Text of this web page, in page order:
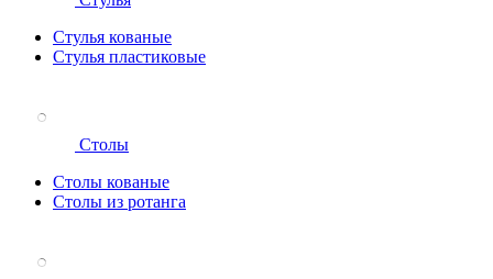
Стулья кованые
Стулья пластиковые
Столы
Столы кованые
Столы из ротанга